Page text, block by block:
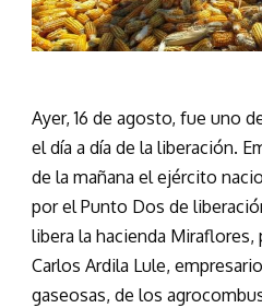
Ayer, 16 de agosto, fue uno
el día a día de la liberación.
de la mañana el ejército
por el Punto Dos de
libera la hacienda Miraflores,
Carlos Ardila Lule,
gaseosas, de los